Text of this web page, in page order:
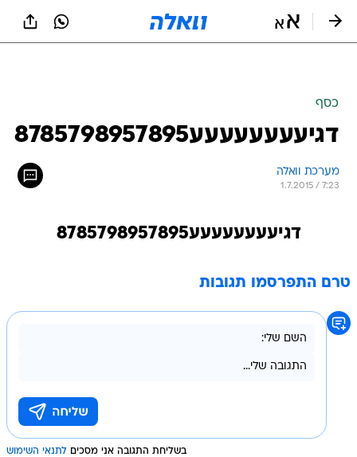
כסף
דגיעעעעעעעע8785798957895
מערכת וואלה
1.7.2015 / 7:23
דגיעעעעעעעע8785798957895
טרם התפרסמו תגובות
בשליחת התגובה אני מסכים לתנאי השימוש